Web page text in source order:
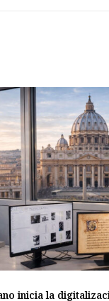
inicia la